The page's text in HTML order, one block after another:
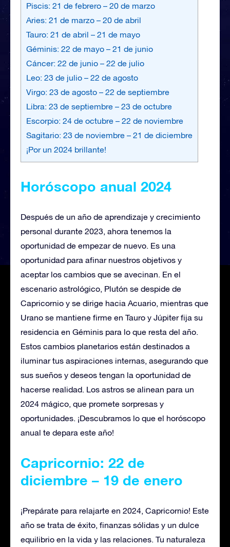
Piscis: 21 de febrero – 20 de marzo
Aries: 21 de marzo – 20 de abril
Tauro: 21 de abril – 21 de mayo
Géminis: 22 de mayo – 21 de junio
Cáncer: 22 de junio – 22 de julio
Leo: 23 de julio – 22 de agosto
Virgo: 23 de agosto – 22 de septiembre
Libra: 23 de septiembre – 23 de octubre
Escorpio: 24 de octubre – 22 de noviembre
Sagitario: 23 de noviembre – 21 de diciembre
¡Por un 2024 brillante!
Horóscopo anual 2024
Después de un año de aprendizaje y crecimiento
personal durante 2023, ahora tenemos la
oportunidad de empezar de nuevo. Es una
oportunidad para afinar nuestros objetivos y
aceptar los cambios que se avecinan. En el
escenario astrológico, Plutón se despide de
Capricornio y se dirige hacia Acuario, mientras que
Urano se mantiene firme en Tauro y Júpiter fija su
residencia en Géminis para lo que resta del año.
Estos cambios planetarios están destinados a
iluminar tus aspiraciones internas, asegurando que
sus sueños y deseos tengan la oportunidad de
hacerse realidad. Los astros se alinean para un
2024 mágico, que promete sorpresas y
oportunidades. ¡Descubramos lo que el horóscopo
anual te depara este año!
Capricornio: 22 de
diciembre – 19 de enero
¡Prepárate para relajarte en 2024, Capricornio! Este
año se trata de éxito, finanzas sólidas y un dulce
equilibrio en la vida y las relaciones. Tu naturaleza